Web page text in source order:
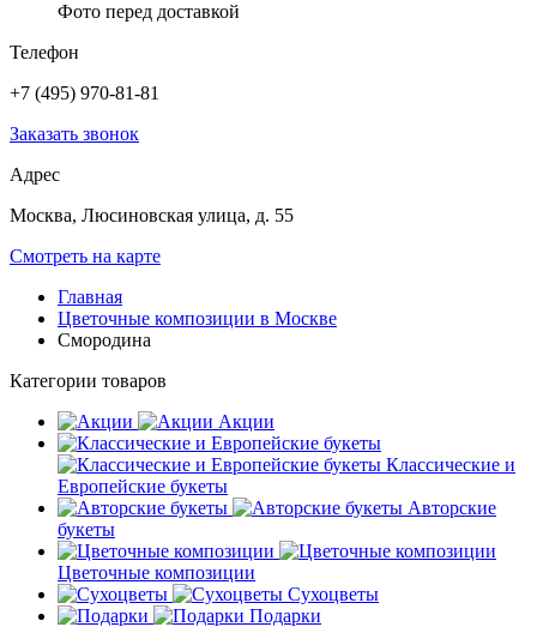
Фото перед доставкой
Телефон
+7 (495) 970-81-81
Заказать звонок
Адрес
Москва, Люсиновская улица, д. 55
Смотреть на карте
Главная
Цветочные композиции в Москве
Смородина
Категории товаров
Акции
Классические и
Европейские букеты
Авторские
букеты
Цветочные композиции
Сухоцветы
Подарки